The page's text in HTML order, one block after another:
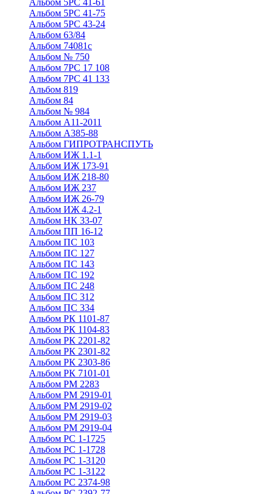
Альбом 5РС 41-61
Альбом 5РС 41-75
Альбом 5РС 43-24
Альбом 63/84
Альбом 74081с
Альбом № 750
Альбом 7РС 17 108
Альбом 7РС 41 133
Альбом 819
Альбом 84
Альбом № 984
Альбом А11-2011
Альбом А385-88
Альбом ГИПРОТРАНСПУТЬ
Альбом ИЖ 1.1-1
Альбом ИЖ 173-91
Альбом ИЖ 218-80
Альбом ИЖ 237
Альбом ИЖ 26-79
Альбом ИЖ 4.2-1
Альбом НК 33-07
Альбом ПП 16-12
Альбом ПС 103
Альбом ПС 127
Альбом ПС 143
Альбом ПС 192
Альбом ПС 248
Альбом ПС 312
Альбом ПС 334
Альбом РК 1101-87
Альбом РК 1104-83
Альбом РК 2201-82
Альбом РК 2301-82
Альбом РК 2303-86
Альбом РК 7101-01
Альбом РМ 2283
Альбом РМ 2919-01
Альбом РМ 2919-02
Альбом РМ 2919-03
Альбом РМ 2919-04
Альбом РС 1-1725
Альбом РС 1-1728
Альбом РС 1-3120
Альбом РС 1-3122
Альбом РС 2374-98